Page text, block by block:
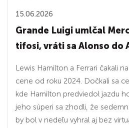
15.06.2026
Grande Luigi umlčal
tifosi, vráti sa Alonso do
Lewis Hamilton a Ferrari čakali
cene od roku 2024. Dočkali sa
kde Hamilton predviedol jazdu
jeho súperi sa zhodli, že
by bol v nedeľu vyhral aj bez